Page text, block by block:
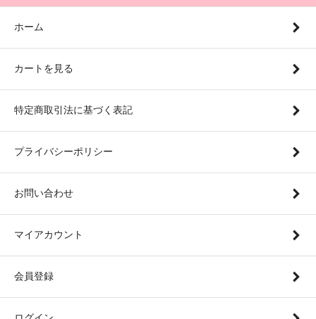
ホーム
カートを見る
特定商取引法に基づく表記
プライバシーポリシー
お問い合わせ
マイアカウント
会員登録